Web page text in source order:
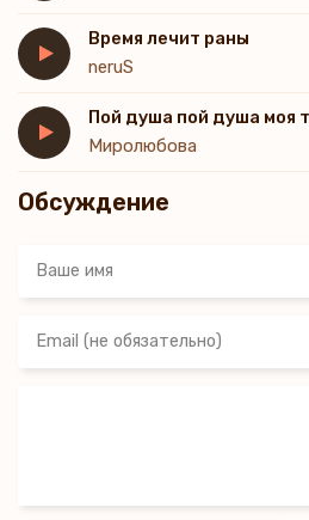
Время лечит раны
neruS
Пой душа пой душа моя
Миролюбова
Обсуждение